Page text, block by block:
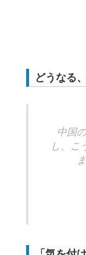
どうなる
中国
し、こ